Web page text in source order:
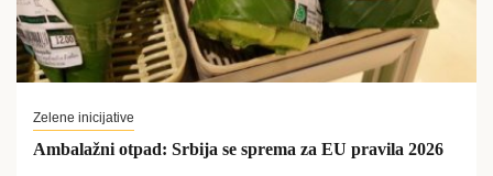
Zelene inicijative
Ambalažni otpad: Srbija se sprema za EU pravila 2026